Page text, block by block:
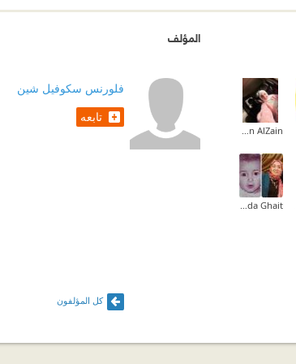
Nesreen AlZain
Ghada Ghait
المؤلف
فلورنس سكوفيل شين
تابعه
كل المؤلفون